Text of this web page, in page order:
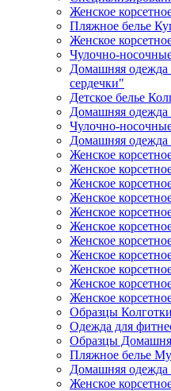
Женское
Пляжное белье
Женское
Чулочно-
Домашняя
сердечки"
Детское белье
Домашняя одежда
Чулочно-
Домашняя одежда
Женское
Женское
Женское
Женское
Женское
Женское
Женское
Женское
Женское
Женское
Женское
Образцы Колготки
Одежда для
Образцы
Пляжное белье
Домашняя одежда
Женское